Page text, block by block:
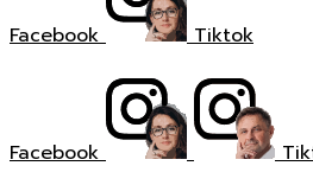
Facebook Tiktok
Facebook